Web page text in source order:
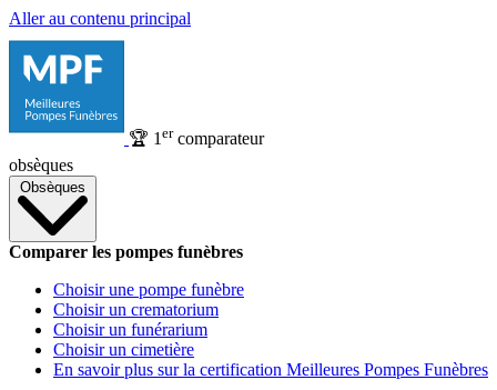
Aller au contenu principal
🏆 1 ercomparateur
obsèques
Obsèques
Comparer les pompes funèbres
Choisir une pompe funèbre
Choisir un crematorium
Choisir un funérarium
Choisir un cimetière
En savoir plus sur la certification Meilleures Pompes Funèbres